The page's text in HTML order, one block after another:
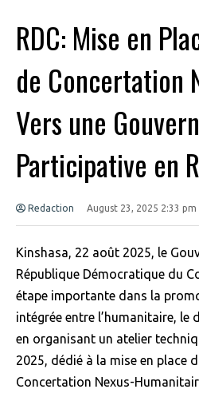
RDC: Mise en
de Concertation
Vers une
Participative en
Redaction August 23, 2025 2:33 pm
Kinshasa, 22 août 2025, le
République Démocratique du
étape importante dans la
intégrée entre l’humanitaire, le
en organisant un atelier
2025, dédié à la mise en place
Concertation Nexus-